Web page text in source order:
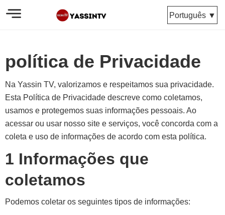
Português ▼
política de Privacidade
Na Yassin TV, valorizamos e respeitamos sua privacidade.
Esta Política de Privacidade descreve como coletamos,
usamos e protegemos suas informações pessoais. Ao
acessar ou usar nosso site e serviços, você concorda com a
coleta e uso de informações de acordo com esta política.
1 Informações que
coletamos
Podemos coletar os seguintes tipos de informações: